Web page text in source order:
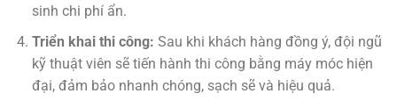
sinh chi phí ẩn.
Triển khai thi công: Sau khi khách hàng đồng ý, đội ngũ
kỹ thuật viên sẽ tiến hành thi công bằng máy móc hiện
đại, đảm bảo nhanh chóng, sạch sẽ và hiệu quả.